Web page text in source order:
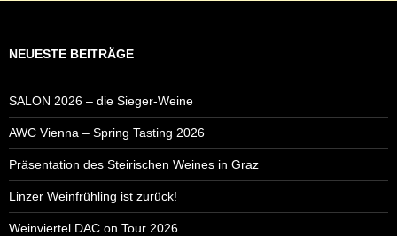
NEUESTE BEITRÄGE
SALON 2026 – die Sieger-Weine
AWC Vienna – Spring Tasting 2026
Präsentation des Steirischen Weines in Graz
Linzer Weinfrühling ist zurück!
Weinviertel DAC on Tour 2026